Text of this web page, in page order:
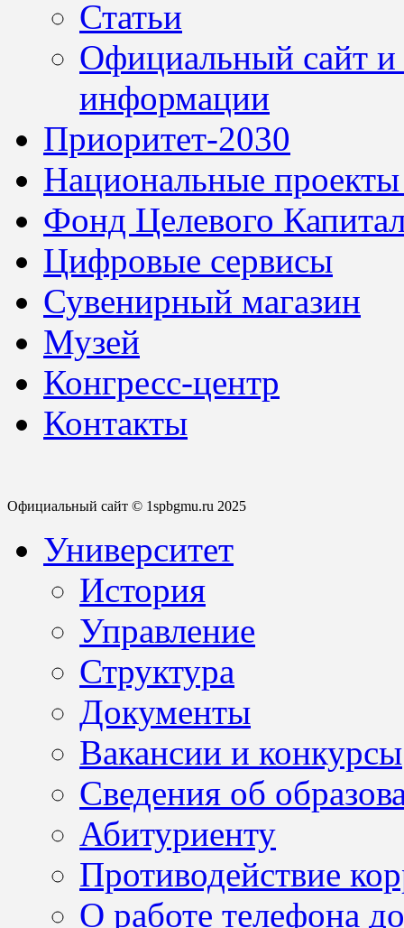
Статьи
Официальный сайт
информации
Приоритет-2030
Национальные
Фонд Целевого
Цифровые сервисы
Сувенирный магазин
Музей
Конгресс-центр
Контакты
Официальный сайт © 1spbgmu.ru 2025
Университет
История
Управление
Структура
Документы
Вакансии и конкурсы
Сведения об
Абитуриенту
Противодействие
О работе телефона